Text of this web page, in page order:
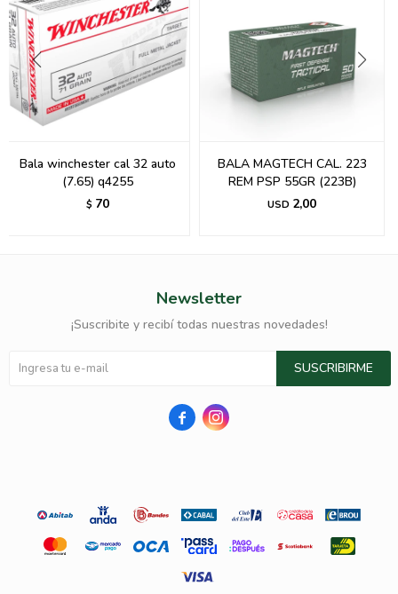
Bala winchester cal 32 auto
(7.65) q4255
$ 70
BALA MAGTECH CAL. 223
REM PSP 55GR (223B)
USD 2,00
Newsletter
¡Suscribite y recibí todas nuestras novedades!
SUSCRIBIRME
 